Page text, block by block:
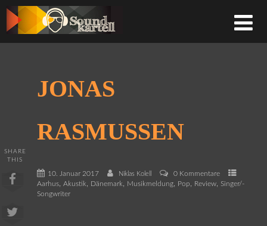
JONAS
RASMUSSEN
10. Januar 2017 Niklas Kolell
0 Kommentare
Aarhus, Akustik, Dänemark, Musikmeldung, Pop, Review, Singer/-
Songwriter
SHARE
THIS